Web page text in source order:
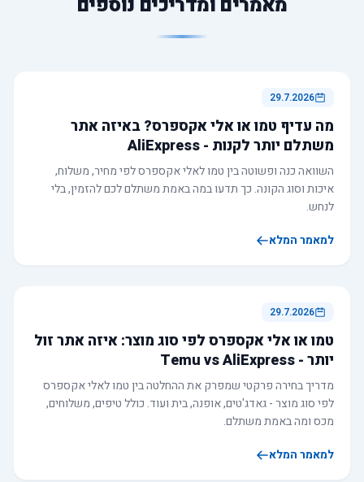
29.7.2026
מה עדיף טמו או אלי אקספרס? באיזה אתר
משתלם יותר לקנות - AliExpress
השוואה כנה ופשוטה בין טמו לאלי אקספרס לפי מחיר, משלוח,
איכות וסוג הקונה. כך תדעו במה באמת משתלם לכם להזמין, בלי
לנחש.
למאמר המלא
29.7.2026
טמו או אלי אקספרס לפי סוג מוצר: איזה אתר זול
יותר - Temu vs AliExpress
מדריך בחירה פרקטי שמפרק את ההחלטה בין טמו לאלי אקספרס
לפי סוג מוצר - גאדג'טים, אופנה, בית ועוד. כולל טיפים, משלוחים,
מכס ומה באמת משתלם.
למאמר המלא